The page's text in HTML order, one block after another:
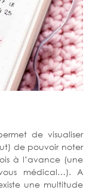
de visualiser
de pouvoir noter
à l’avance (une
médical…). A
une multitude